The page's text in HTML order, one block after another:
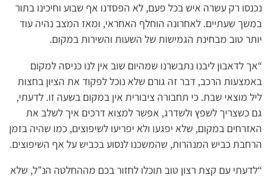
נכנסו רק עשרה איש בכל פעם, לא הפסדנו אף שבוע וחיכינו בתור
במשך שעתיים. לאחרונה הוחלף האחראי, ומאז המצב נהיה עוד
יותר טוב מבחינת הגמישות של השעות והשירות במקום.
“אך לדאבון ליבנו נתבשרנו שמהיום שוב אין לנו כניסה למקום
באמצעות הרכב, דבר זה גורם שלא נוכל לפקוד את הציון בחצות
ליל מוצאי שבת. כי תחבורה ציבורית אין במקום בשעה זו. לדעתי,
גם כשצריך לשפץ ולשדרג, אפשר למצוא דרכים איך לשלב את
האזרחים במקום, שלא יפגעו ולא יפריעו לשיפוצים, כמו שהיה בזמן
הרחבת כביש המנהרות, שהמשכנו לנסוע בכביש על אף השיפוצים.
“לדעתי עם קצת רצון טוב תוכלו לחזור בכם מההחלטה הנ”ל, שלא